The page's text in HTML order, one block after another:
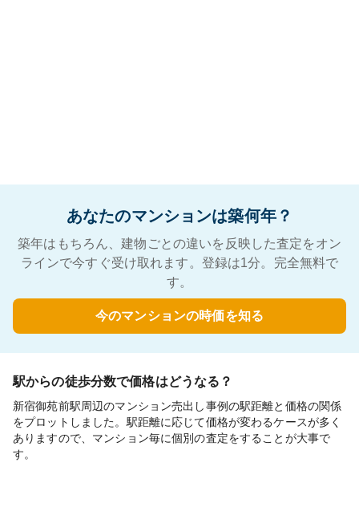
あなたのマンションは築何年？
築年はもちろん、建物ごとの違いを反映した査定をオン
ラインで今すぐ受け取れます。登録は1分。完全無料で
す。
今のマンションの時価を知る
駅からの徒歩分数で価格はどうなる？
新宿御苑前駅周辺のマンション売出し事例の駅距離と価格の関係
をプロットしました。駅距離に応じて価格が変わるケースが多く
ありますので、マンション毎に個別の査定をすることが大事で
す。